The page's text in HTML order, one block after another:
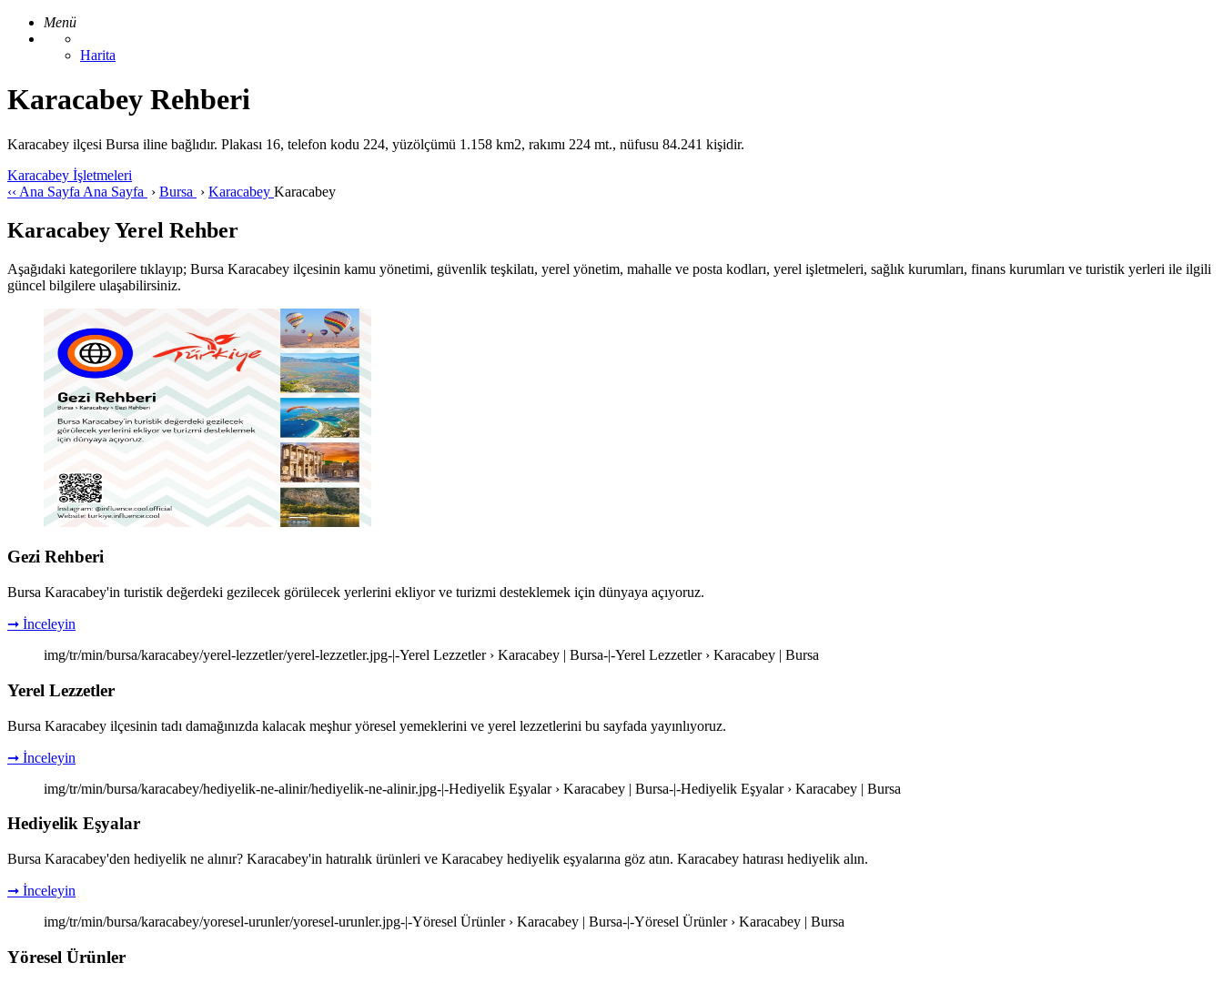
Menü
Harita
Karacabey Rehberi
Karacabey ilçesi Bursa iline bağlıdır. Plakası 16, telefon kodu 224, yüzölçümü 1.158 km2, rakımı 224 mt., nüfusu 84.241 kişidir.
Karacabey İşletmeleri
‹‹ Ana Sayfa Ana Sayfa › Bursa › Karacabey Karacabey
Karacabey Yerel Rehber
Aşağıdaki kategorilere tıklayıp; Bursa Karacabey ilçesinin kamu yönetimi, güvenlik teşkilatı, yerel yönetim, mahalle ve posta kodları, yerel işletmeleri, sağlık kurumları, finans kurumları ve turistik yerleri ile ilgili
güncel bilgilere ulaşabilirsiniz.
Gezi Rehberi
Bursa Karacabey'in turistik değerdeki gezilecek görülecek yerlerini ekliyor ve turizmi desteklemek için dünyaya açıyoruz.
➞ İnceleyin
img/tr/min/bursa/karacabey/yerel-lezzetler/yerel-lezzetler.jpg-|-Yerel Lezzetler › Karacabey | Bursa-|-Yerel Lezzetler › Karacabey | Bursa
Yerel Lezzetler
Bursa Karacabey ilçesinin tadı damağınızda kalacak meşhur yöresel yemeklerini ve yerel lezzetlerini bu sayfada yayınlıyoruz.
➞ İnceleyin
img/tr/min/bursa/karacabey/hediyelik-ne-alinir/hediyelik-ne-alinir.jpg-|-Hediyelik Eşyalar › Karacabey | Bursa-|-Hediyelik Eşyalar › Karacabey | Bursa
Hediyelik Eşyalar
Bursa Karacabey'den hediyelik ne alınır? Karacabey'in hatıralık ürünleri ve Karacabey hediyelik eşyalarına göz atın. Karacabey hatırası hediyelik alın.
➞ İnceleyin
img/tr/min/bursa/karacabey/yoresel-urunler/yoresel-urunler.jpg-|-Yöresel Ürünler › Karacabey | Bursa-|-Yöresel Ürünler › Karacabey | Bursa
Yöresel Ürünler